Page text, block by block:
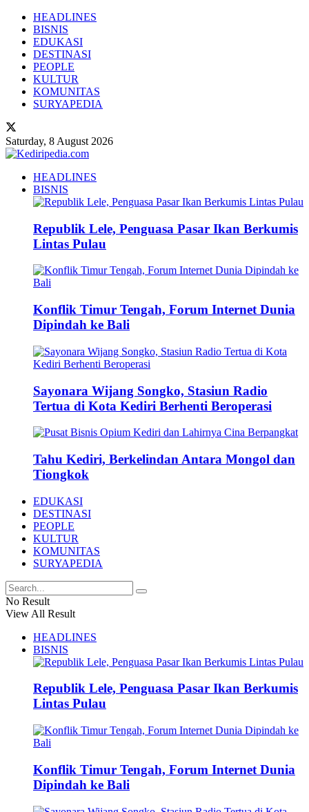
HEADLINES
BISNIS
EDUKASI
DESTINASI
PEOPLE
KULTUR
KOMUNITAS
SURYAPEDIA
Saturday, 8 August 2026
HEADLINES
BISNIS
Republik Lele, Penguasa Pasar Ikan Berkumis
Lintas Pulau
Konflik Timur Tengah, Forum Internet Dunia
Dipindah ke Bali
Sayonara Wijang Songko, Stasiun Radio
Tertua di Kota Kediri Berhenti Beroperasi
Tahu Kediri, Berkelindan Antara Mongol dan
Tiongkok
EDUKASI
DESTINASI
PEOPLE
KULTUR
KOMUNITAS
SURYAPEDIA
No Result
View All Result
HEADLINES
BISNIS
Republik Lele, Penguasa Pasar Ikan Berkumis
Lintas Pulau
Konflik Timur Tengah, Forum Internet Dunia
Dipindah ke Bali